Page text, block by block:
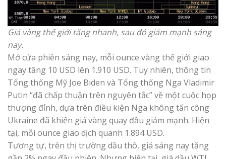
Giá vàng thế giới tăng nhanh, sau đó giảm mạnh sáng
nay.
Mở cửa phiên sáng nay, mỗi ounce vàng thế giới giao
ngay tăng 10 USD lên 1.910 USD. Tuy nhiên, thông tin
Tổng thống Mỹ Joe Biden và Tổng thống Nga Vladimir
Putin “đã chấp thuận trên nguyên tắc” về một cuộc họp
thượng đỉnh, dựa trên điều kiện Nga không tấn công
Ukraine đã khiến giá vàng quay đầu giảm mạnh. Hiện
tại, mỗi ounce giao dịch quanh 1.894 USD.
Tương tự, trên thị trường dầu thô, giá sáng nay tăng